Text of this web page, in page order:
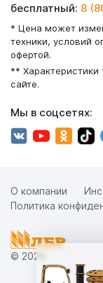
бесплатный: 8
* Цена может
техники, условий
офертой.
** Характеристики
сайте.
Мы в соцсетях:
© 2026
О компании
Политика